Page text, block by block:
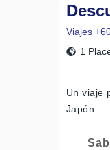
Viajes
1
Un viaje
Japón